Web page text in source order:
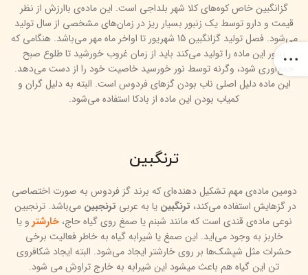
گزانگبین خاص کوه‌های کلا شهر بلداجی است. این ماده‌ی باارزش از نظر
قیمت و دارو توسط یک زنبور بسیار ریز در زمان‌های مشخصی از سال تولید
می‌شود. فصل تولید گزانگبین 15 شهریور تا اواخر ماه مهر می‌باشد. هنگامی که
زنبور این ماده را تولید می‌کند باید از زمان غروب خورشید تا طلوع صبح
جمع‌اوری شود، وگرنه توسط نور خورسید خاصیت خود را از دست می‌دهد.
این ماده دلیل اصلی ناب بودن گزهای فردوس است. البته به دلیل گران و
کمیاب بودن این ماده از بادکا استفاده می‌شود.
ترنگبین
دومین ماده‌ی مهم تشکیل دهنده‌ای که برند گز فردوس به صورت اختصاصی
در گزهایش استفاده می‌کند، ترنگبین یا به عربی ترنجبین می‌باشد. ترنجبین
نوعی ماده‌ی قندی است که مانند شبنم یا صمغ روی گیاه حاج، خارشتر و یا
خاربز به وجود می‌اید. این صمغ یا شیرابه گیاه به خاطر فعالیت برخی
حشرات مثل شپشک‌ها بر روی خارشتر ایجاد می‌شود. البته ایجاد شکافروی
تن این گیاه هم باعث میشود این شیرابه به خارج تراوش می شود.